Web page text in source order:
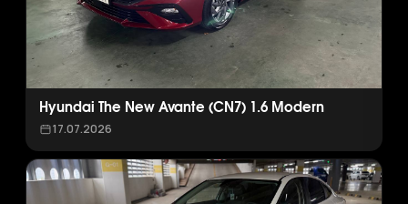
Hyundai The New Avante (CN7) 1.6 Modern
17.07.2026